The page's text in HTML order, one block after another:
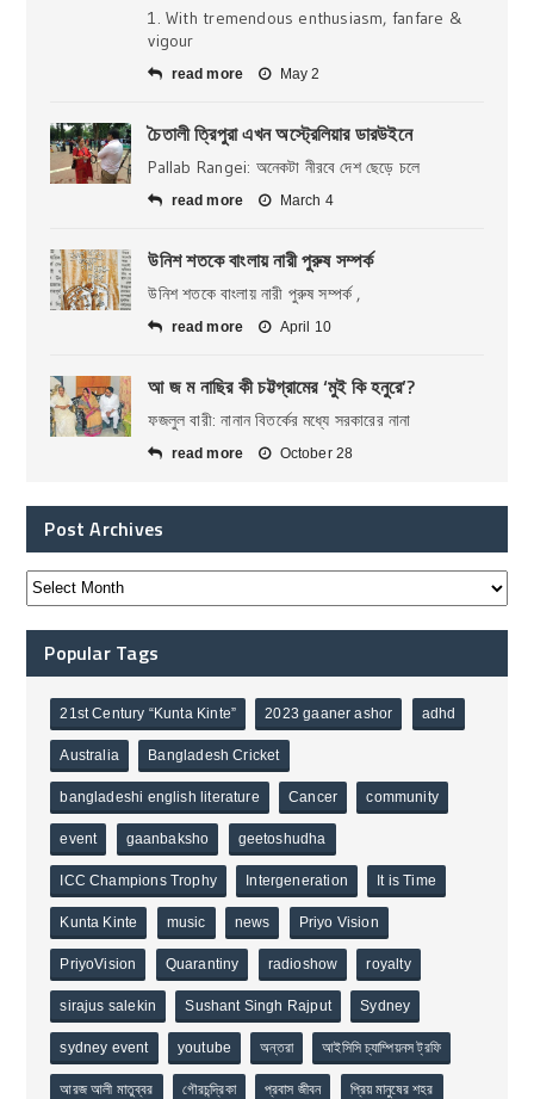
1. With tremendous enthusiasm, fanfare &
vigour
read more May 2
চৈতালী ত্রিপুরা এখন অস্ট্রেলিয়ার ডারউইনে
Pallab Rangei: অনেকটা নীরবে দেশ ছেড়ে চলে
read more March 4
উনিশ শতকে বাংলায় নারী পুরুষ সম্পর্ক
উনিশ শতকে বাংলায় নারী পুরুষ সম্পর্ক ,
read more April 10
আ জ ম নাছির কী চট্টগ্রামের ‘মুই কি হনুরে’?
ফজলুল বারী: নানান বিতর্কের মধ্যে সরকারের নানা
read more October 28
Post Archives
Popular Tags
21st Century “Kunta Kinte” 2023 gaaner ashor adhd
Australia Bangladesh Cricket
bangladeshi english literature Cancer community
event gaanbaksho geetoshudha
ICC Champions Trophy Intergeneration It is Time
Kunta Kinte music news Priyo Vision
PriyoVision Quarantiny radioshow royalty
sirajus salekin Sushant Singh Rajput Sydney
sydney event youtube অন্তরা আইসিসি চ্যাম্পিয়নস ট্রফি
আরজ আলী মাতুব্বর গৌরচন্দ্রিকা প্রবাস জীবন প্রিয় মানুষের শহর